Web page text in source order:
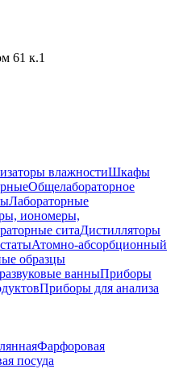
61 к.1
влажностиШкафы
Общелабораторное
Лабораторные
иономеры,
ситаДистилляторы
Атомно-абсорбционный
образцы
ванныПриборы
Приборы для анализа
Фарфоровая
посуда